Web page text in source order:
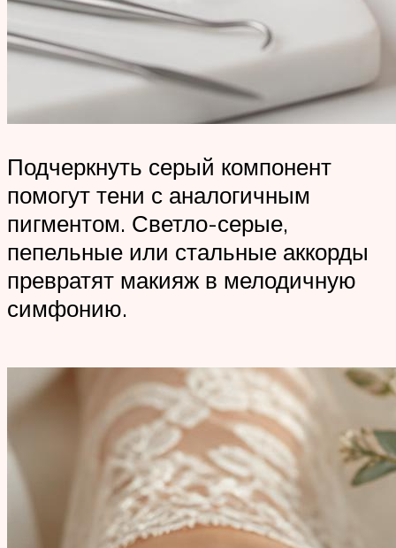
Подчеркнуть серый компонент
помогут тени с аналогичным
пигментом. Светло-серые,
пепельные или стальные аккорды
превратят макияж в мелодичную
симфонию.